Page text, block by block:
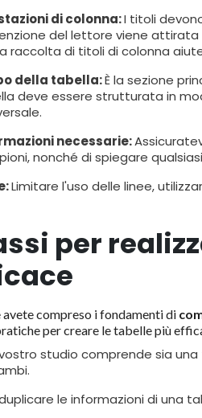
di colonna:I titoli
del lettore viene
raccolta di titoli di colonna
della tabella:È la sezione
deve essere strutturata in
necessarie:
nonché di spiegare
Limitare l'uso delle linee,
per
avete compreso i fondamenti di
per creare le tabelle più
studio comprende sia
le informazioni di una